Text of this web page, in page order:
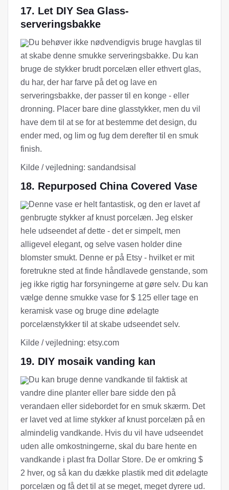
17. Let DIY Sea Glass-
serveringsbakke
Du behøver ikke nødvendigvis bruge havglas til
at skabe denne smukke serveringsbakke. Du kan
bruge de stykker brudt porcelæn eller ethvert glas,
du har, der har farve på det og lave en
serveringsbakke, der passer til en konge - eller
dronning. Placer bare dine glasstykker, men du vil
have dem til at se for at bestemme det design, du
ender med, og lim og fug dem derefter til en smuk
finish.
Kilde / vejledning: sandandsisal
18. Repurposed China Covered Vase
Denne vase er helt fantastisk, og den er lavet af
genbrugte stykker af knust porcelæn. Jeg elsker
hele udseendet af dette - det er simpelt, men
alligevel elegant, og selve vasen holder dine
blomster smukt. Denne er på Etsy - hvilket er mit
foretrukne sted at finde håndlavede genstande, som
jeg ikke rigtig har forsyningerne at gøre selv. Du kan
vælge denne smukke vase for $ 125 eller tage en
keramisk vase og bruge dine ødelagte
porcelænstykker til at skabe udseendet selv.
Kilde / vejledning: etsy.com
19. DIY mosaik vanding kan
Du kan bruge denne vandkande til faktisk at
vandre dine planter eller bare sidde den på
verandaen eller sidebordet for en smuk skærm. Det
er lavet ved at lime stykker af knust porcelæn på en
almindelig vandkande. Hvis du vil have udseendet
uden alle omkostningerne, skal du bare hente en
vandkande i plast fra Dollar Store. De er omkring $
2 hver, og så kan du dække plastik med dit ødelagte
porcelæn og få det til at se meget, meget dyrere ud.